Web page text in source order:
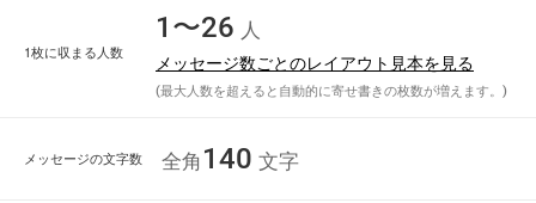
1枚に収まる人数
1〜26 人
メッセージ数ごとのレイアウト見本を見る
(最大人数を超えると自動的に寄せ書きの枚数が増えます。)
メッセージの文字数 全角 140 文字